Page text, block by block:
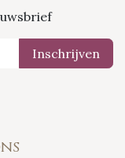
Inschrijven